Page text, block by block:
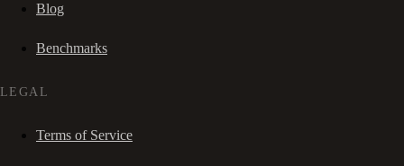
Blog
Benchmarks
LEGAL
Terms of Service